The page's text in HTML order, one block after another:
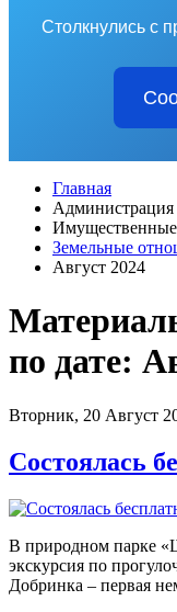
Столкнулись с
Главная
Администрация
Земельные
Август 2024
по дате:
Вторник, 20 Август
Состоялась
В природном парке
экскурсия по
Добринка – первая